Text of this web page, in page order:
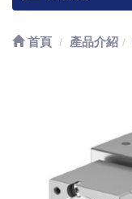
首頁 產品介紹